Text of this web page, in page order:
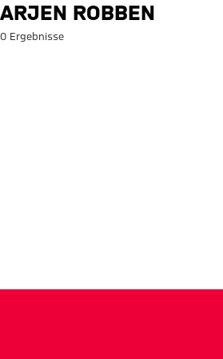
Suche: Arjen Robben
ARJEN ROBBEN
0 Ergebnisse